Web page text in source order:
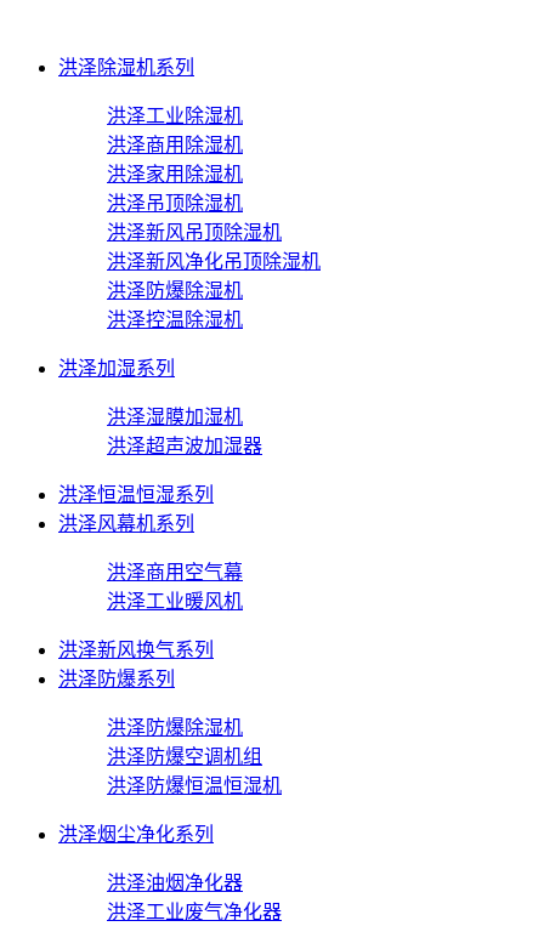
洪泽除湿机系列
洪泽工业除湿机
洪泽商用除湿机
洪泽家用除湿机
洪泽吊顶除湿机
洪泽新风吊顶除湿机
洪泽新风净化吊顶除湿机
洪泽防爆除湿机
洪泽控温除湿机
洪泽加湿系列
洪泽湿膜加湿机
洪泽超声波加湿器
洪泽恒温恒湿系列
洪泽风幕机系列
洪泽商用空气幕
洪泽工业暖风机
洪泽新风换气系列
洪泽防爆系列
洪泽防爆除湿机
洪泽防爆空调机组
洪泽防爆恒温恒湿机
洪泽烟尘净化系列
洪泽油烟净化器
洪泽工业废气净化器